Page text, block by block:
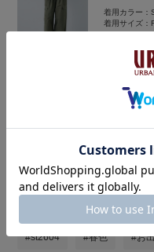
着用カラー：
着用サイズ：
着用ア
#st2604 #春色 #お